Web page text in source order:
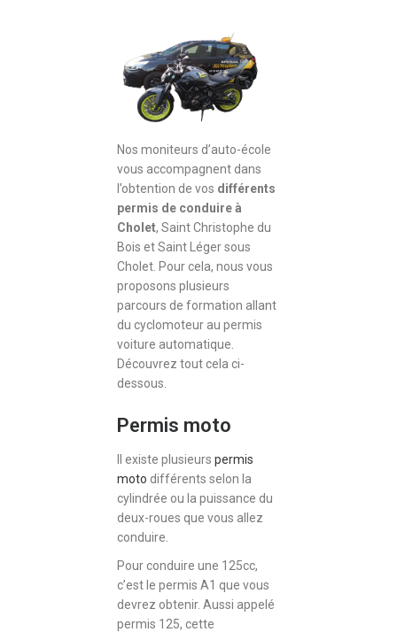
Nos moniteurs d’auto-école
vous accompagnent dans
l’obtention de vos différents
permis de conduire à
Cholet, Saint Christophe du
Bois et Saint Léger sous
Cholet. Pour cela, nous vous
proposons plusieurs
parcours de formation allant
du cyclomoteur au permis
voiture automatique.
Découvrez tout cela ci-
dessous.
Permis moto
Il existe plusieurs permis
moto différents selon la
cylindrée ou la puissance du
deux-roues que vous allez
conduire.
Pour conduire une 125cc,
c’est le permis A1 que vous
devrez obtenir. Aussi appelé
permis 125, cette